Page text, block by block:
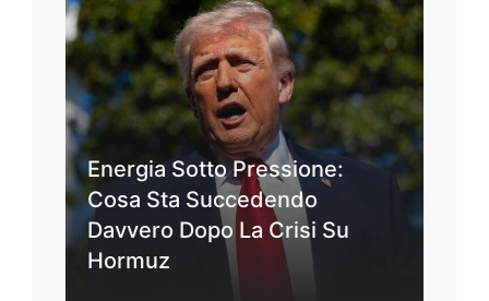
Energia Sotto Pressione:
Cosa Sta Succedendo
Davvero Dopo La Crisi Su
Hormuz